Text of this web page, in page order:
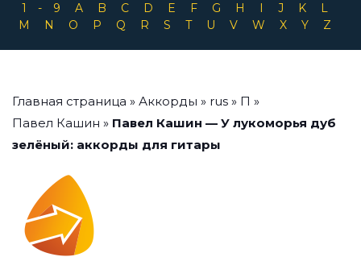
1-9
A B C D E F G H I J K
L
M
N O P Q R S T U V W X Y Z
Главная страница » Аккорды » rus » П »
Павел Кашин » Павел Кашин — У лукоморья дуб
зелёный: аккорды для гитары